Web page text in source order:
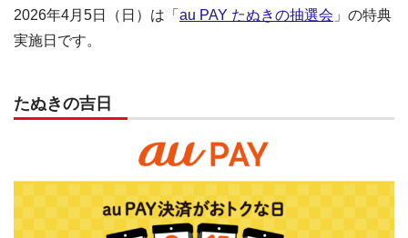
2026年4月5日（日）は「 au PAY たぬきの抽選会 」の特典
実施日です。
たぬきの吉日